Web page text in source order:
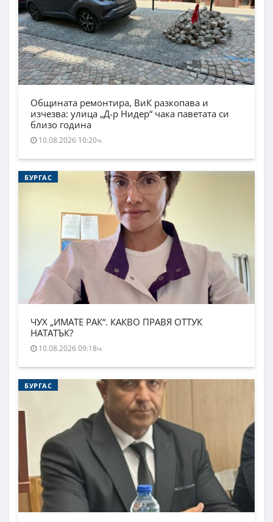
Общината ремонтира, ВиК разкопава и
изчезва: улица „Д-р Нидер“ чака паветата си
близо година
10.08.2026 10:20ч.
БУРГАС
ЧУХ „ИМАТЕ РАК“. КАКВО ПРАВЯ ОТТУК
НАТАТЪК?
10.08.2026 09:18ч.
БУРГАС